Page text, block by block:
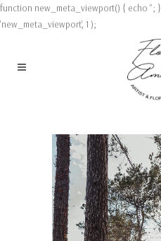
function new_meta_viewport() { echo '';
'new_meta_viewport', 1 );